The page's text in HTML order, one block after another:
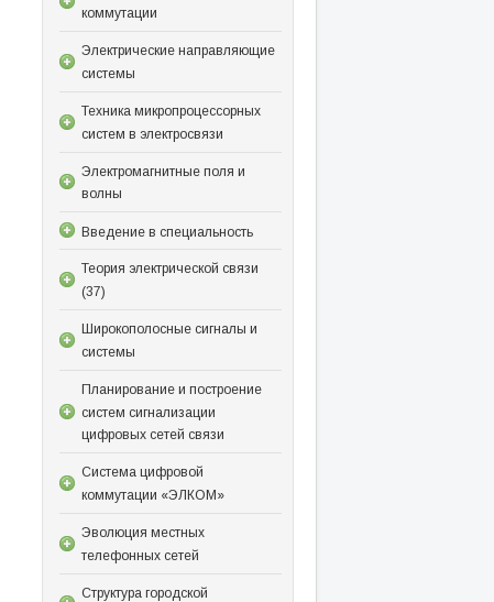
коммутации
Электрические направляющие
системы
Техника микропроцессорных
систем в электросвязи
Электромагнитные поля и
волны
Введение в специальность
Теория электрической связи
(37)
Широкополосные сигналы и
системы
Планирование и построение
систем сигнализации
цифровых сетей связи
Система цифровой
коммутации «ЭЛКОМ»
Эволюция местных
телефонных сетей
Структура городской